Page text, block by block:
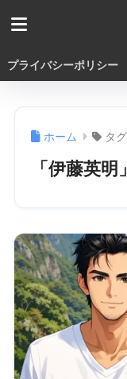
プライバシーポリシー
ホーム タグ
「伊藤英